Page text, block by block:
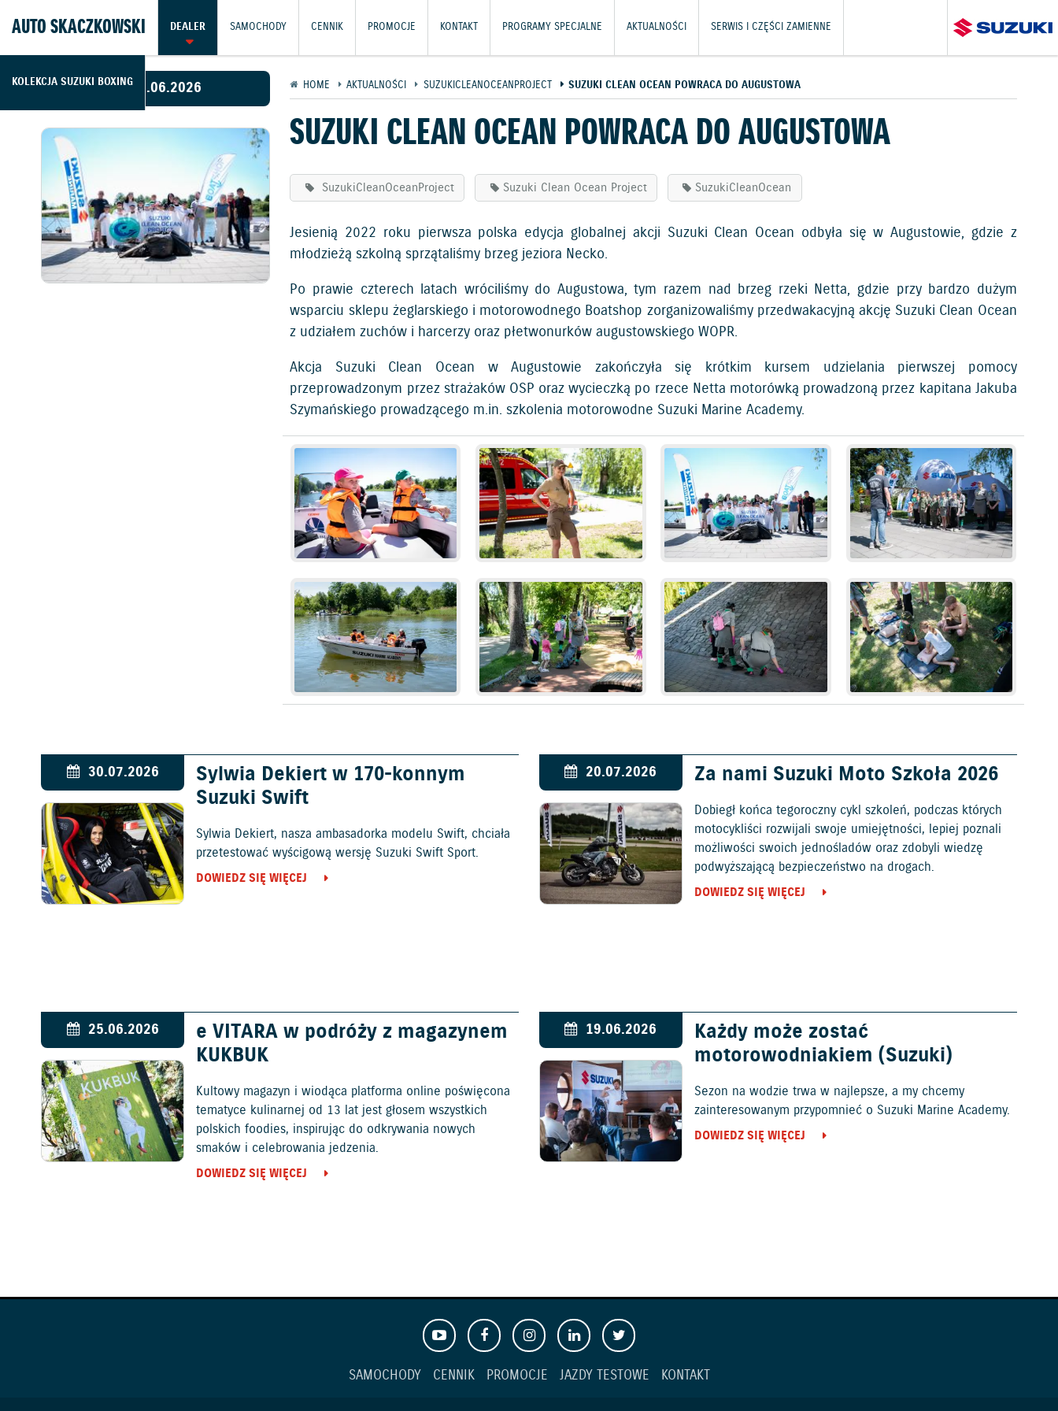
AUTO SKACZKOWSKI DEALER SAMOCHODY CENNIK PROMOCJE KONTAKT PROGRAMY SPECJALNE AKTUALNOŚCI SERWIS I CZĘŚCI ZAMIENNE
KOLEKCJA SUZUKI BOXING23.06.2026 HOME AKTUALNOŚCI SUZUKICLEANOCEANPROJECT SUZUKI CLEAN OCEAN POWRACA DO AUGUSTOWA
SUZUKI CLEAN OCEAN POWRACA DO AUGUSTOWA
SuzukiCleanOceanProject Suzuki Clean Ocean Project SuzukiCleanOcean
Jesienią 2022 roku pierwsza polska edycja globalnej akcji Suzuki Clean Ocean odbyła się w Augustowie, gdzie z
młodzieżą szkolną sprzątaliśmy brzeg jeziora Necko.
Po prawie czterech latach wróciliśmy do Augustowa, tym razem nad brzeg rzeki Netta, gdzie przy bardzo dużym
wsparciu sklepu żeglarskiego i motorowodnego Boatshop zorganizowaliśmy przedwakacyjną akcję Suzuki Clean Ocean
z udziałem zuchów i harcerzy oraz płetwonurków augustowskiego WOPR.
Akcja Suzuki Clean Ocean w Augustowie zakończyła się krótkim kursem udzielania pierwszej pomocy
przeprowadzonym przez strażaków OSP oraz wycieczką po rzece Netta motorówką prowadzoną przez kapitana Jakuba
Szymańskiego prowadzącego m.in. szkolenia motorowodne Suzuki Marine Academy.
30.07.2026
Sylwia Dekiert w 170-konnym
Suzuki Swift
Sylwia Dekiert, nasza ambasadorka modelu Swift, chciała
przetestować wyścigową wersję Suzuki Swift Sport.
DOWIEDZ SIĘ WIĘCEJ
20.07.2026 Za nami Suzuki Moto Szkoła 2026
Dobiegł końca tegoroczny cykl szkoleń, podczas których
motocykliści rozwijali swoje umiejętności, lepiej poznali
możliwości swoich jednośladów oraz zdobyli wiedzę
podwyższającą bezpieczeństwo na drogach.
DOWIEDZ SIĘ WIĘCEJ
25.06.2026
e VITARA w podróży z magazynem
KUKBUK
Kultowy magazyn i wiodąca platforma online poświęcona
tematyce kulinarnej od 13 lat jest głosem wszystkich
polskich foodies, inspirując do odkrywania nowych
smaków i celebrowania jedzenia.
DOWIEDZ SIĘ WIĘCEJ
19.06.2026
Każdy może zostać
motorowodniakiem (Suzuki)
Sezon na wodzie trwa w najlepsze, a my chcemy
zainteresowanym przypomnieć o Suzuki Marine Academy.
DOWIEDZ SIĘ WIĘCEJ
SAMOCHODY CENNIK PROMOCJE JAZDY TESTOWE KONTAKT